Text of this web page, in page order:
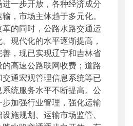
一步开放，各种经济成分
，市场主体趋于多元化。
的同时，公路水路交通运
现代化的水平逐渐提高，
，现已实现辽宁和吉林省
高速公路联网收费；道路
通宏观管理信息系统等已
统服务水平不断提高。公
加强行业管理，强化运输
施规划、运输市场监管、